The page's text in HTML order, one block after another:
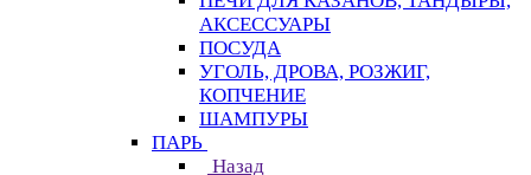
АКСЕССУАРЫ
ПОСУДА
УГОЛЬ, ДРОВА, РОЗЖИГ,
КОПЧЕНИЕ
ШАМПУРЫ
ПАРЬ
Назад